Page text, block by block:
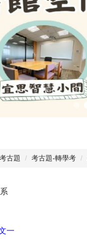
考古題 考古題-轉學考
一